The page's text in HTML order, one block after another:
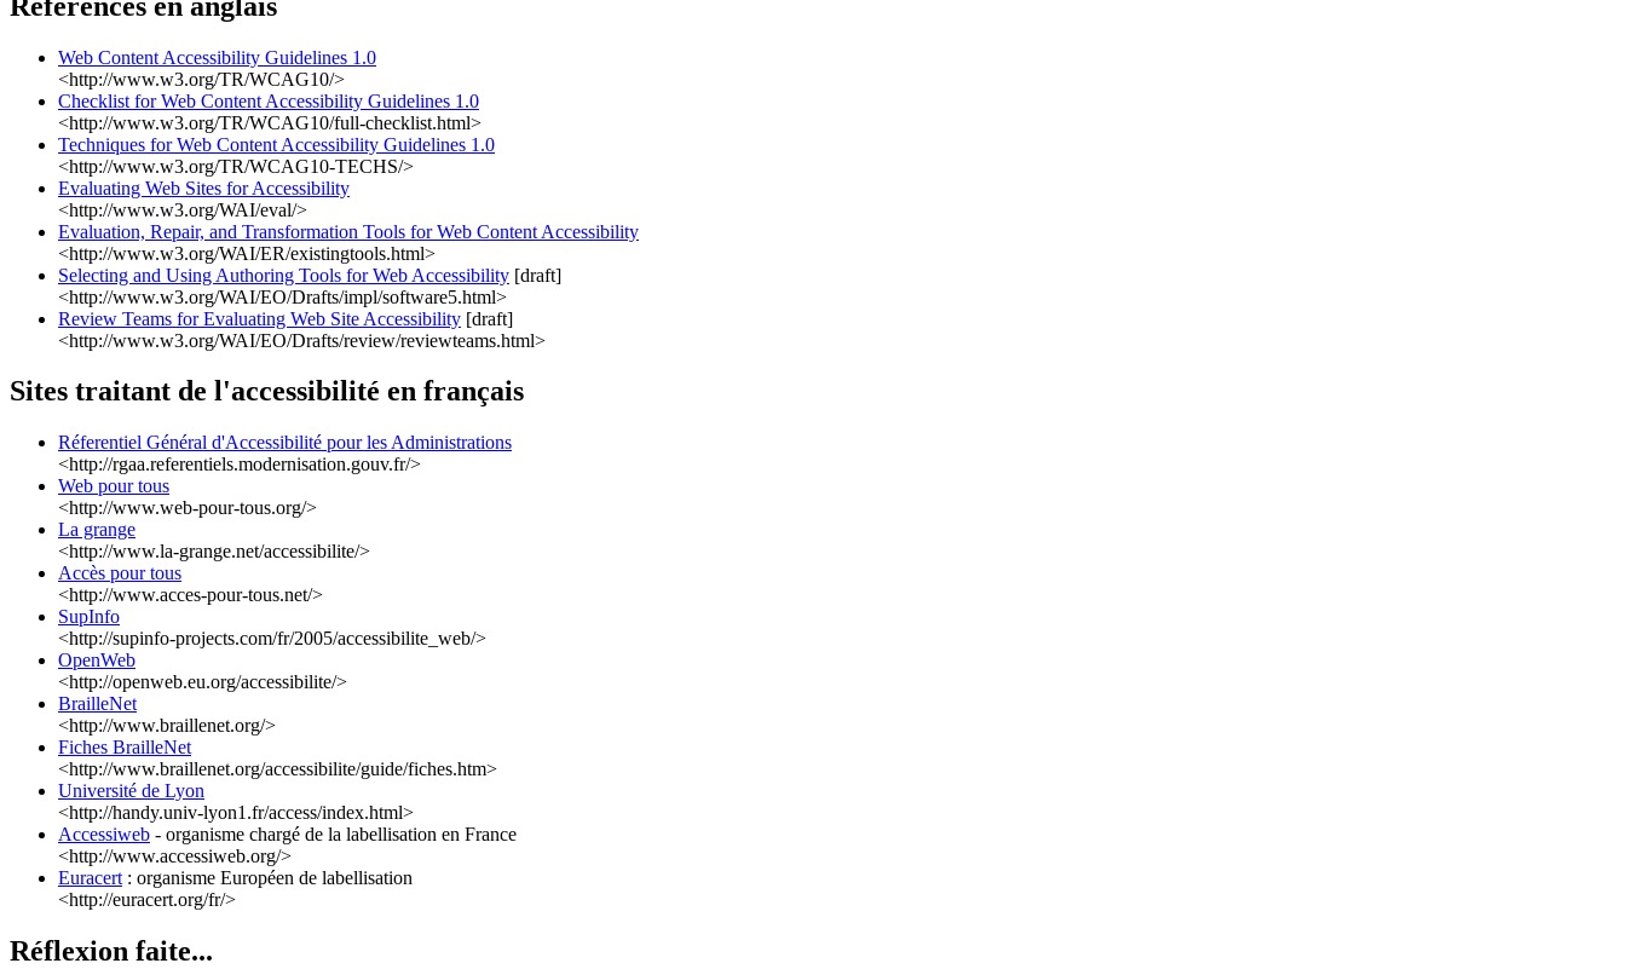
Web Content Accessibility Guidelines 1.0
<http://www.w3.org/TR/WCAG10/>
Checklist for Web Content Accessibility Guidelines 1.0
<http://www.w3.org/TR/WCAG10/full-checklist.html>
Techniques for Web Content Accessibility Guidelines 1.0
<http://www.w3.org/TR/WCAG10-TECHS/>
Evaluating Web Sites for Accessibility
<http://www.w3.org/WAI/eval/>
Evaluation, Repair, and Transformation Tools for Web Content Accessibility
<http://www.w3.org/WAI/ER/existingtools.html>
Selecting and Using Authoring Tools for Web Accessibility [draft]
<http://www.w3.org/WAI/EO/Drafts/impl/software5.html>
Review Teams for Evaluating Web Site Accessibility [draft]
<http://www.w3.org/WAI/EO/Drafts/review/reviewteams.html>
Sites traitant de l'accessibilité en français
Réferentiel Général d'Accessibilité pour les Administrations
<http://rgaa.referentiels.modernisation.gouv.fr/>
Web pour tous
<http://www.web-pour-tous.org/>
La grange
<http://www.la-grange.net/accessibilite/>
Accès pour tous
<http://www.acces-pour-tous.net/>
SupInfo
<http://supinfo-projects.com/fr/2005/accessibilite_web/>
OpenWeb
<http://openweb.eu.org/accessibilite/>
BrailleNet
<http://www.braillenet.org/>
Fiches BrailleNet
<http://www.braillenet.org/accessibilite/guide/fiches.htm>
Université de Lyon
<http://handy.univ-lyon1.fr/access/index.html>
Accessiweb - organisme chargé de la labellisation en France
<http://www.accessiweb.org/>
Euracert : organisme Européen de labellisation
<http://euracert.org/fr/>
Réflexion faite...